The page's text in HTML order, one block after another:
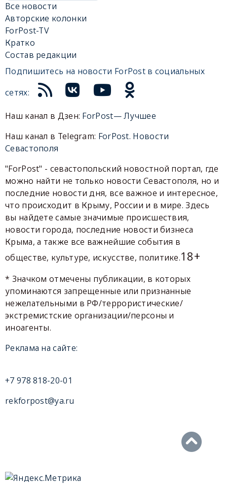
Все новости
Авторские колонки
ForPost-TV
Кратко
Состав редакции
Подпишитесь на новости ForPost в социальных
сетях:
Наш канал в Дзен: ForPost— Лучшее
Наш канал в Telegram: ForPost. Новости
Севастополя
"ForPost" - севастопольский новостной портал, где
можно найти не только новости Севастополя, но и
последние новости дня, все важное и интересное,
что происходит в Крыму, России и в мире. Здесь
вы найдете самые значимые происшествия,
новости города, последние новости бизнеса
Крыма, а также все важнейшие события в
обществе, культуре, искусстве, политике.18+
* Значком отмечены публикации, в которых
упоминаются запрещенные или признанные
нежелательными в РФ/террористические/
экстремистские организации/персоны и
иноагенты.
Реклама на сайте:
+7 978 818-20-01
rekforpost@ya.ru